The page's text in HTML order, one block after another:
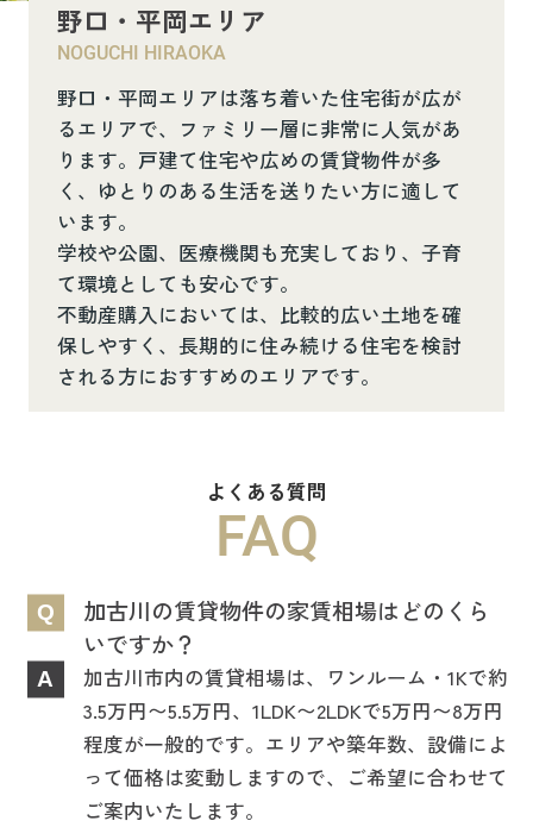
野口・平岡エリア
NOGUCHI HIRAOKA
野口・平岡エリアは落ち着いた住宅街が広が
るエリアで、ファミリー層に非常に人気があ
ります。戸建て住宅や広めの賃貸物件が多
く、ゆとりのある生活を送りたい方に適して
います。
学校や公園、医療機関も充実しており、子育
て環境としても安心です。
不動産購入においては、比較的広い土地を確
保しやすく、長期的に住み続ける住宅を検討
される方におすすめのエリアです。
よくある質問
FAQ
Q
加古川の賃貸物件の家賃相場はどのくら
いですか？
A
加古川市内の賃貸相場は、ワンルーム・1Kで約
3.5万円〜5.5万円、1LDK〜2LDKで5万円〜8万円
程度が一般的です。エリアや築年数、設備によ
って価格は変動しますので、ご希望に合わせて
ご案内いたします。